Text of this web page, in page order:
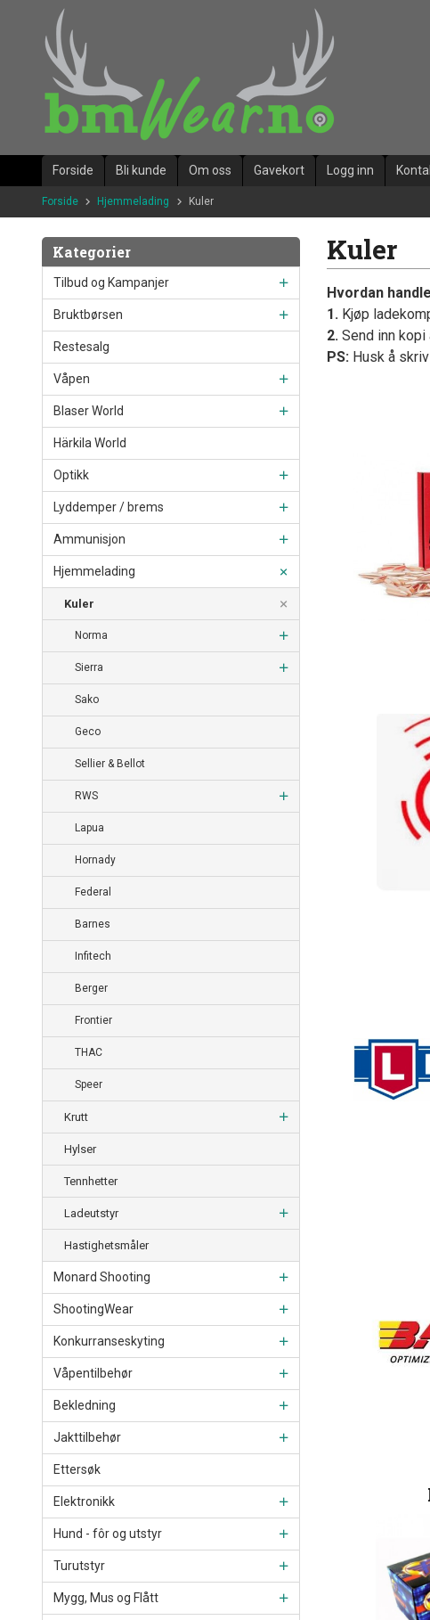
innholdet
Forside Bli kunde Om oss Gavekort Logg inn
Forside Hjemmelading Kuler
Kategorier
Tilbud og Kampanjer
Bruktbørsen
Restesalg
Våpen
Blaser World
Härkila World
Optikk
Lyddemper / brems
Ammunisjon
Hjemmelading
Kuler
Norma
Sierra
Sako
Geco
Sellier & Bellot
RWS
Lapua
Hornady
Federal
Barnes
Infitech
Berger
Frontier
THAC
Speer
Krutt
Hylser
Tennhetter
Ladeutstyr
Hastighetsmåler
Monard Shooting
ShootingWear
Konkurranseskyting
Våpentilbehør
Bekledning
Jakttilbehør
Ettersøk
Elektronikk
Hund - fôr og utstyr
Turutstyr
Mygg, Mus og Flått
Kuler
Hvordan
1. Kjøp
2. Send inn
PS: Husk å